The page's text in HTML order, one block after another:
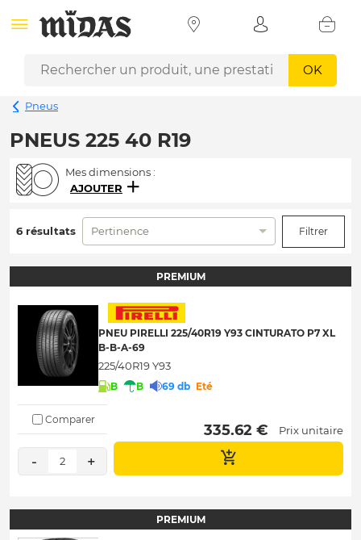
OK
Pneus
PNEUS 225 40 R19
Mes dimensions :
AJOUTER
6 résultats Pertinence Filtrer
PREMIUM
PNEU PIRELLI 225/40R19 Y93 CINTURATO P7 XL
B-B-A-69
225/40R19 Y93
B B 69 db Eté
Comparer
- 2 +
335.62 € Prix unitaire
PREMIUM